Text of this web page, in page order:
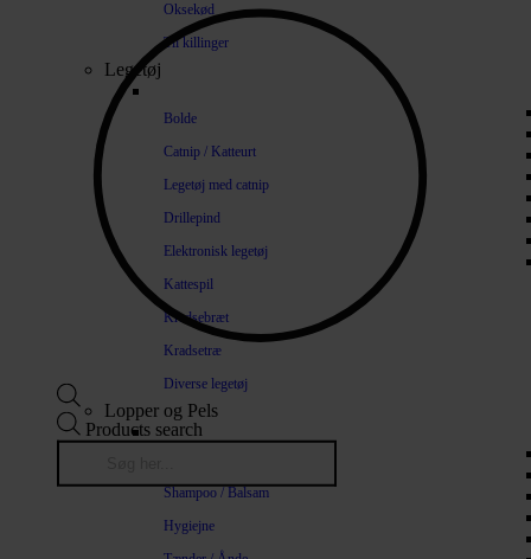
Oksekød
Til killinger
Legetøj
Bolde
Catnip / Katteurt
Legetøj med catnip
Drillepind
Elektronisk legetøj
Kattespil
Kradsebræt
Kradsetræ
Diverse legetøj
Lopper og Pels
Shampoo / Balsam
Hygiejne
Products search